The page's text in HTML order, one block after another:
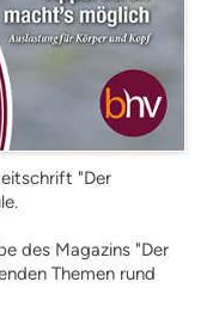
(IHK)
"Der
des Magazins "Der
Themen rund